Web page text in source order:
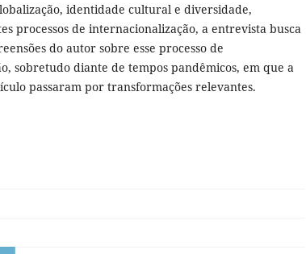
identidade cultural e diversidade,
processos de internacionalização, a entrevista busca
do autor sobre esse processo de
sobretudo diante de tempos pandêmicos, em que a
passaram por transformações relevantes.